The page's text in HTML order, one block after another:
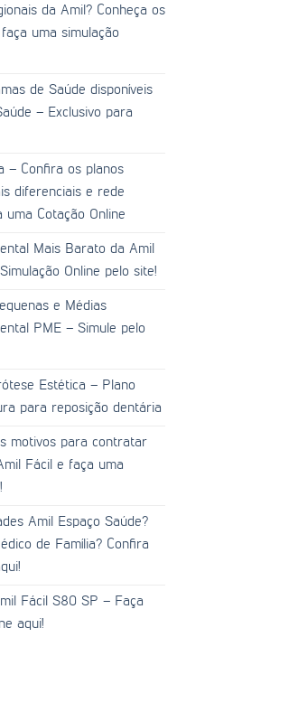
da Amil? Conheça os
uma simulação
de Saúde disponíveis
– Exclusivo para
– Confira os planos
diferenciais e rede
uma Cotação Online
Mais Barato da Amil
Online pelo site!
e Médias
PME – Simule pelo
Estética – Plano
para reposição dentária
motivos para contratar
Fácil e faça uma
Amil Espaço Saúde?
de Família? Confira
Fácil S80 SP – Faça
aqui!